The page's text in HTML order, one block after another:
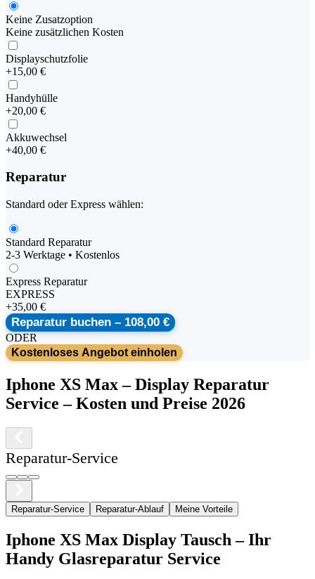
Keine Zusatzoption
Keine zusätzlichen Kosten
Displayschutzfolie
+15,00 €
Handyhülle
+20,00 €
Akkuwechsel
+40,00 €
Reparatur
Standard oder Express wählen:
Standard Reparatur
2-3 Werktage • Kostenlos
Express Reparatur
EXPRESS
+35,00 €
Reparatur buchen – 108,00 €
ODER
Kostenloses Angebot einholen
Iphone XS Max–Display Reparatur
Service – Kosten und Preise 2026
Reparatur-Service
Reparatur-Service Reparatur-Ablauf Meine Vorteile
Iphone XS Max Display Tausch – Ihr
Handy Glasreparatur Service